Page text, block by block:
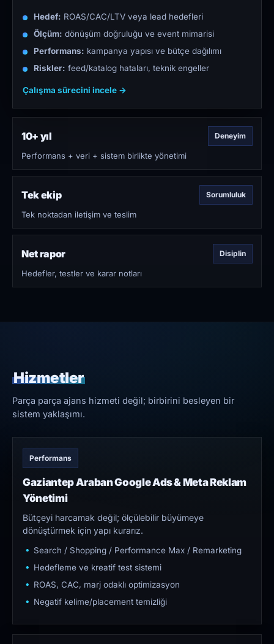
Hedef: ROAS/CAC/LTV veya lead hedefleri
Ölçüm: dönüşüm doğruluğu ve event mimarisi
Performans: kampanya yapısı ve bütçe dağılımı
Riskler: feed/katalog hataları, teknik engeller
Çalışma sürecini incele →
10+ yıl Deneyim
Performans + veri + sistem birlikte yönetimi
Tek ekip Sorumluluk
Tek noktadan iletişim ve teslim
Net rapor Disiplin
Hedefler, testler ve karar notları
Hizmetler
Parça parça ajans hizmeti değil; birbirini besleyen bir
sistem yaklaşımı.
Performans
Gaziantep Araban Google Ads & Meta Reklam
Yönetimi
Bütçeyi harcamak değil; ölçülebilir büyümeye
dönüştürmek için yapı kurarız.
Search / Shopping / Performance Max / Remarketing
Hedefleme ve kreatif test sistemi
ROAS, CAC, marj odaklı optimizasyon
Negatif kelime/placement temizliği